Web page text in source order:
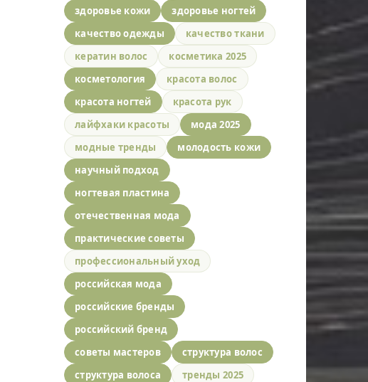
здоровье кожи
здоровье ногтей
качество одежды
качество ткани
кератин волос
косметика 2025
косметология
красота волос
красота ногтей
красота рук
лайфхаки красоты
мода 2025
модные тренды
молодость кожи
научный подход
ногтевая пластина
отечественная мода
практические советы
профессиональный уход
российская мода
российские бренды
российский бренд
советы мастеров
структура волос
структура волоса
тренды 2025